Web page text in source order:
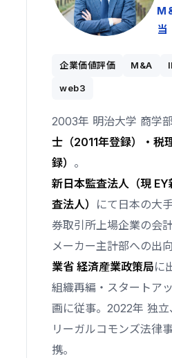
当
企業価値評価 M&A
web3
2003年 明治大学 商学部
士（2011年登録）・税
録） 。
新日本監査法人（現
査法人） にて日本の大
券取引所上場企業の会
メーカー主計部への出向
業省 経済産業政策局に
組織再編・スタートア
画に従事。2022年 独
リーガルコモンズ法律
携。